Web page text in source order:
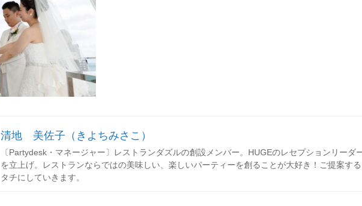
清地 美佐子（きよちみさこ）
〔Partydesk・マネージャー〕レストランダズルの創設メンバー。HUGEのレセプションリー
を立上げ。レストランならではの美味しい、楽しいパーティーを創ることが大好き！ご提案す
タチにしていきます。